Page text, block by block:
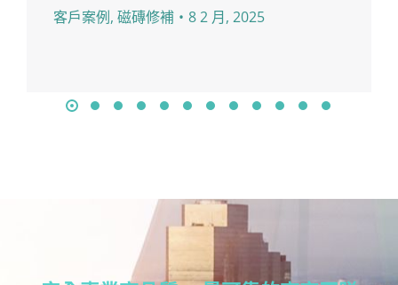
客戶案例, 磁磚修補 8 2 月, 2025